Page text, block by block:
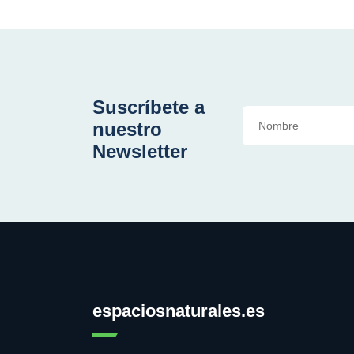
Suscríbete a
nuestro
Newsletter
espaciosnaturales.es